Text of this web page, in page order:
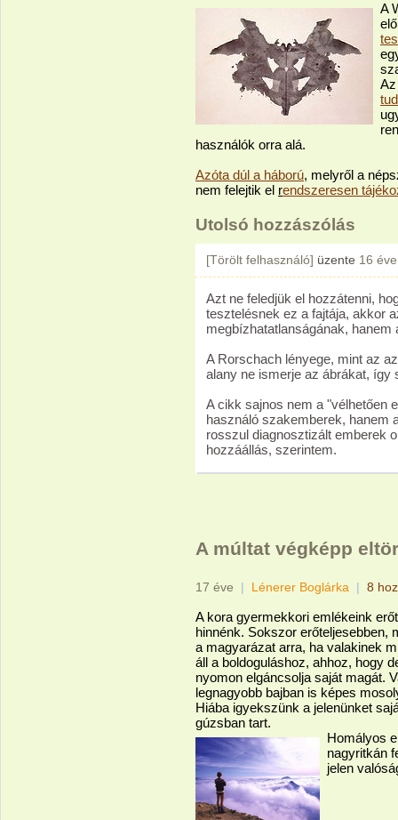
A
használók orra alá.
Azóta dúl a háború, melyről a
nem felejtik el rendszeresen
Utolsó hozzászólás
[Törölt felhasználó] üzente 16 éve
Azt ne feledjük el hozzátenni,
tesztelésnek ez a fajtája, akkor
megbízhatatlanságának,
A Rorschach lényege, mint az
alany ne ismerje az ábrákat, így
A cikk sajnos nem a "vélhetően
használó szakemberek, hanem
rosszul diagnosztizált emberek
hozzáállás, szerintem.
A múltat végképp
17 éve | Lénerer Boglárka | 8
A kora gyermekkori emlékeink
hinnénk. Sokszor erőteljesebben,
a magyarázat arra, ha valakinek
áll a boldoguláshoz, ahhoz, hogy
nyomon elgáncsolja saját magát.
legnagyobb bajban is képes
Hiába igyekszünk a jelenünket
gúzsban tart.
Homályos
nagyritkán
jelen